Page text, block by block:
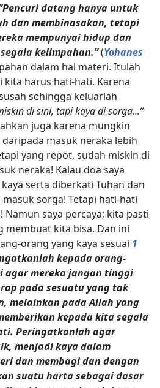
datang hanya untuk
dan membinasakan, tetapi
mempunyai hidup dan
kelimpahan.”(Yohanes
dalam hal materi. Itulah
kita harus hati-hati. Karena
sehingga keluarlah
di sini, tapi kaya di sorga...”
juga karena mungkin
masuk neraka lebih
yang repot, sudah miskin di
neraka! Kalau doa saya
serta diberkati Tuhan dan
sorga! Tetapi hati-hati
saya percaya; kita pasti
membuat kita bisa. Dan ini
orang yang kaya sesuai 1
kepada orang-
agar mereka jangan tinggi
pada sesuatu yang tak
melainkan pada Allah yang
kepada kita segala
Peringatkanlah agar
menjadi kaya dalam
dan membagi dan dengan
suatu harta sebagai dasar